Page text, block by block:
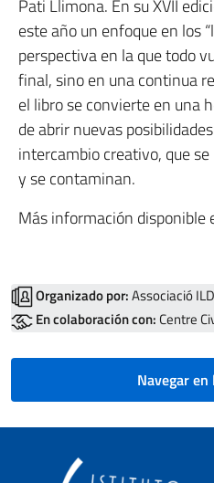
Pati Llimona. En su XVII
este año un enfoque en los
perspectiva en la que todo
final, sino en una continua
el libro se convierte en una
de abrir nuevas
intercambio creativo, que
y se contaminan.
Más información disponible
Organizado por:Associació
En colaboración con: Centre
Navegar en